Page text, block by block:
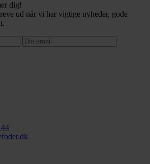
dig!
ud når vi har vigtige nyheder, gode